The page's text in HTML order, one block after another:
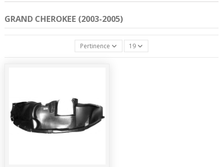
GRAND CHEROKEE (2003-2005)
Pertinence 19